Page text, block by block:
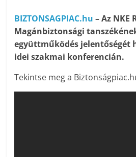
BIZTONSAGPIAC.hu – Az NKE
Magánbiztonsági
együttműködés jelentőségét
idei szakmai konferencián.
Tekintse meg a